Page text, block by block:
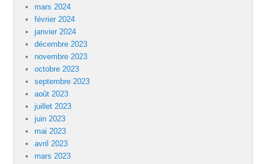
mars 2024
février 2024
janvier 2024
décembre 2023
novembre 2023
octobre 2023
septembre 2023
août 2023
juillet 2023
juin 2023
mai 2023
avril 2023
mars 2023